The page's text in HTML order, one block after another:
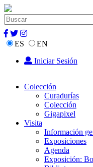
ES
EN
Iniciar Sesión
Colección
Curadurías
Colección
Gigapixel
Visita
Información
Exposiciones
Agenda
Exposición: